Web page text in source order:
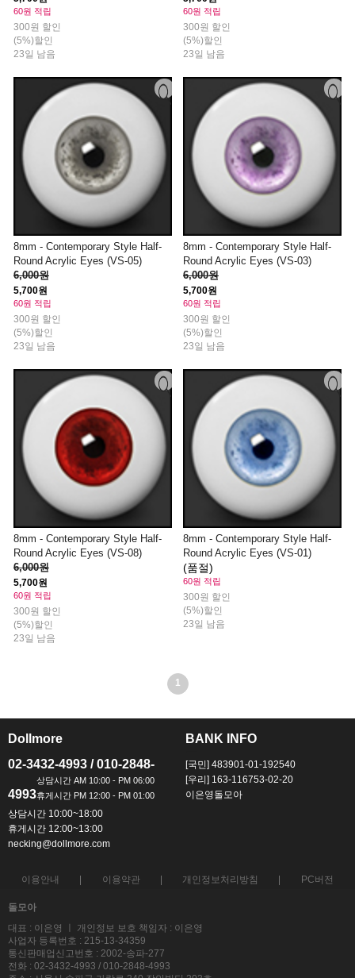
60원 적립
300원 할인
(5%)할인
23일 남음
60원 적립
300원 할인
(5%)할인
23일 남음
8mm - Contemporary Style Half-
Round Acrylic Eyes (VS-05)
6,000원
5,700원
60원 적립
300원 할인
(5%)할인
23일 남음
8mm - Contemporary Style Half-
Round Acrylic Eyes (VS-03)
6,000원
5,700원
60원 적립
300원 할인
(5%)할인
23일 남음
8mm - Contemporary Style Half-
Round Acrylic Eyes (VS-08)
6,000원
5,700원
60원 적립
300원 할인
(5%)할인
23일 남음
8mm - Contemporary Style Half-
Round Acrylic Eyes (VS-01)
(품절)
60원 적립
300원 할인
(5%)할인
23일 남음
1
Dollmore
02-3432-4993 / 010-2848-
4993
상담시간 10:00~18:00
휴게시간 12:00~13:00
necking@dollmore.com
BANK INFO
[국민] 483901-01-192540
[우리] 163-116753-02-20
이은영돌모아
이용안내 이용약관 개인정보처리방침 PC버전
돌모아
대표 : 이은영 ㅣ 개인정보 보호 책임자 : 이은영
사업자 등록번호 : 215-13-34359
통신판매업신고번호 : 2002-송파-277
전화 : 02-3432-4993 / 010-2848-4993